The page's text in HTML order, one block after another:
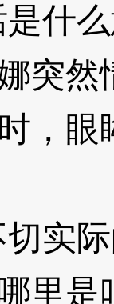
什么
然
，
实际
是